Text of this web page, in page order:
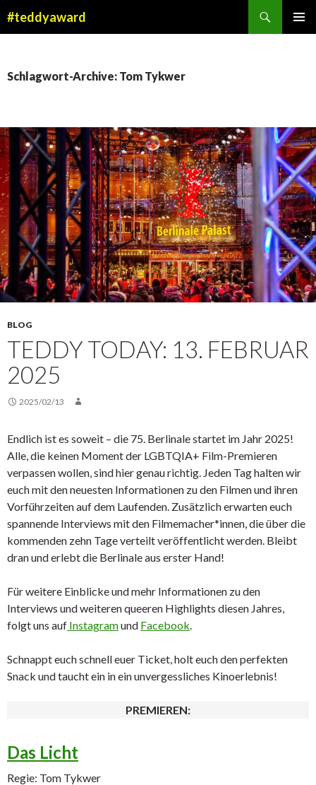
#teddyaward
Schlagwort-Archive: Tom Tykwer
BLOG
TEDDY TODAY: 13. FEBRUAR
2025
2025/02/13
Endlich ist es soweit – die 75. Berlinale startet im Jahr 2025!
Alle, die keinen Moment der LGBTQIA+ Film-Premieren
verpassen wollen, sind hier genau richtig. Jeden Tag halten wir
euch mit den neuesten Informationen zu den Filmen und ihren
Vorführzeiten auf dem Laufenden. Zusätzlich erwarten euch
spannende Interviews mit den Filmemacher*innen, die über die
kommenden zehn Tage verteilt veröffentlicht werden. Bleibt
dran und erlebt die Berlinale aus erster Hand!
Für weitere Einblicke und mehr Informationen zu den
Interviews und weiteren queeren Highlights diesen Jahres,
folgt uns auf Instagramund Facebook.
Schnappt euch schnell euer Ticket, holt euch den perfekten
Snack und taucht ein in ein unvergessliches Kinoerlebnis!
PREMIEREN:
Das Licht
Regie: Tom Tykwer